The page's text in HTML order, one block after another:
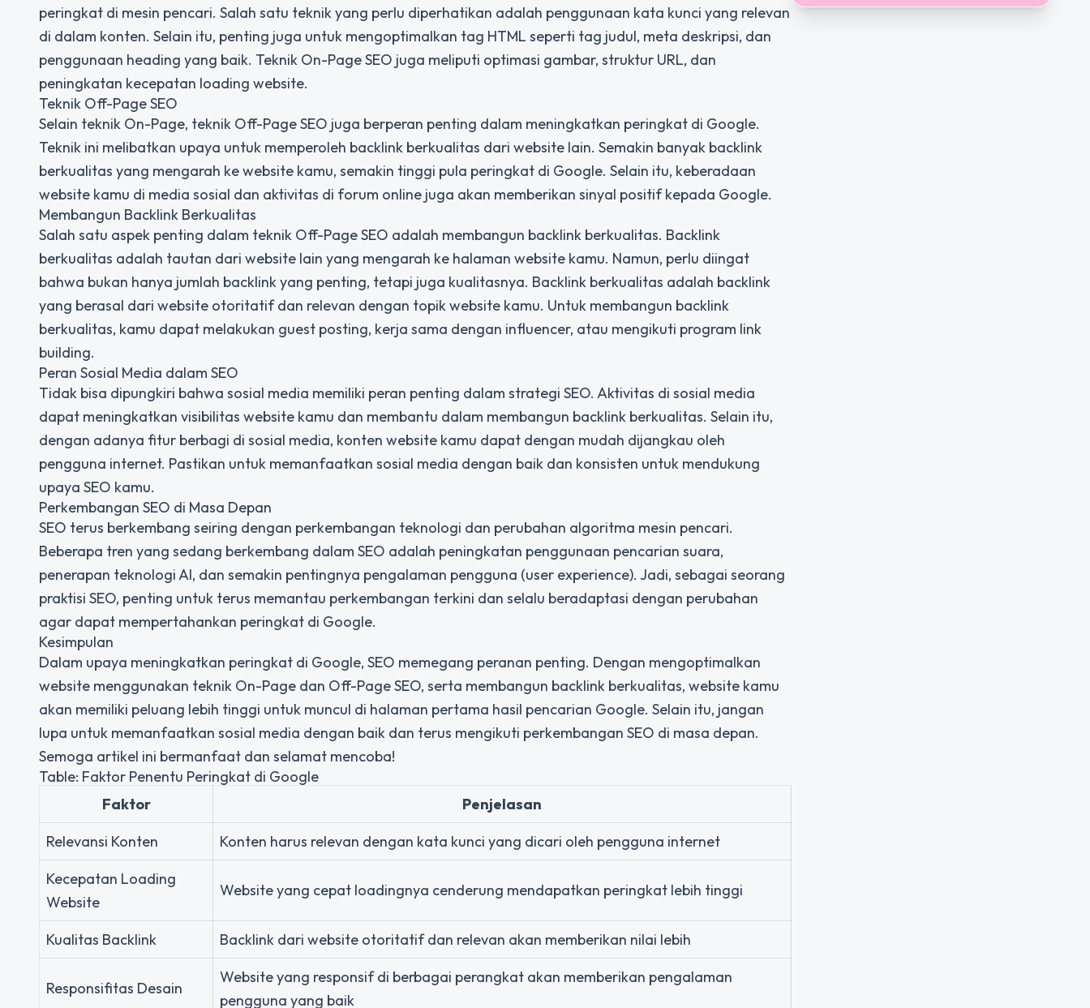
peringkat di mesin pencari. Salah satu teknik yang perlu diperhatikan adalah penggunaan kata kunci yang relevan
di dalam konten. Selain itu, penting juga untuk mengoptimalkan tag HTML seperti tag judul, meta deskripsi, dan
penggunaan heading yang baik. Teknik On-Page SEO juga meliputi optimasi gambar, struktur URL, dan
peningkatan kecepatan loading website.
Teknik Off-Page SEO
Selain teknik On-Page, teknik Off-Page SEO juga berperan penting dalam meningkatkan peringkat di Google.
Teknik ini melibatkan upaya untuk memperoleh backlink berkualitas dari website lain. Semakin banyak backlink
berkualitas yang mengarah ke website kamu, semakin tinggi pula peringkat di Google. Selain itu, keberadaan
website kamu di media sosial dan aktivitas di forum online juga akan memberikan sinyal positif kepada Google.
Membangun Backlink Berkualitas
Salah satu aspek penting dalam teknik Off-Page SEO adalah membangun backlink berkualitas. Backlink
berkualitas adalah tautan dari website lain yang mengarah ke halaman website kamu. Namun, perlu diingat
bahwa bukan hanya jumlah backlink yang penting, tetapi juga kualitasnya. Backlink berkualitas adalah backlink
yang berasal dari website otoritatif dan relevan dengan topik website kamu. Untuk membangun backlink
berkualitas, kamu dapat melakukan guest posting, kerja sama dengan influencer, atau mengikuti program link
building.
Peran Sosial Media dalam SEO
Tidak bisa dipungkiri bahwa sosial media memiliki peran penting dalam strategi SEO. Aktivitas di sosial media
dapat meningkatkan visibilitas website kamu dan membantu dalam membangun backlink berkualitas. Selain itu,
dengan adanya fitur berbagi di sosial media, konten website kamu dapat dengan mudah dijangkau oleh
pengguna internet. Pastikan untuk memanfaatkan sosial media dengan baik dan konsisten untuk mendukung
upaya SEO kamu.
Perkembangan SEO di Masa Depan
SEO terus berkembang seiring dengan perkembangan teknologi dan perubahan algoritma mesin pencari.
Beberapa tren yang sedang berkembang dalam SEO adalah peningkatan penggunaan pencarian suara,
penerapan teknologi AI, dan semakin pentingnya pengalaman pengguna (user experience). Jadi, sebagai seorang
praktisi SEO, penting untuk terus memantau perkembangan terkini dan selalu beradaptasi dengan perubahan
agar dapat mempertahankan peringkat di Google.
Kesimpulan
Dalam upaya meningkatkan peringkat di Google, SEO memegang peranan penting. Dengan mengoptimalkan
website menggunakan teknik On-Page dan Off-Page SEO, serta membangun backlink berkualitas, website kamu
akan memiliki peluang lebih tinggi untuk muncul di halaman pertama hasil pencarian Google. Selain itu, jangan
lupa untuk memanfaatkan sosial media dengan baik dan terus mengikuti perkembangan SEO di masa depan.
Semoga artikel ini bermanfaat dan selamat mencoba!
Table: Faktor Penentu Peringkat di Google
Faktor
Penjelasan
Relevansi Konten
Konten harus relevan dengan kata kunci yang dicari oleh pengguna internet
Kecepatan Loading
Website
Website yang cepat loadingnya cenderung mendapatkan peringkat lebih tinggi
Kualitas Backlink Backlink dari website otoritatif dan relevan akan memberikan nilai lebih
Responsifitas Desain
Website yang responsif di berbagai perangkat akan memberikan pengalaman
pengguna yang baik